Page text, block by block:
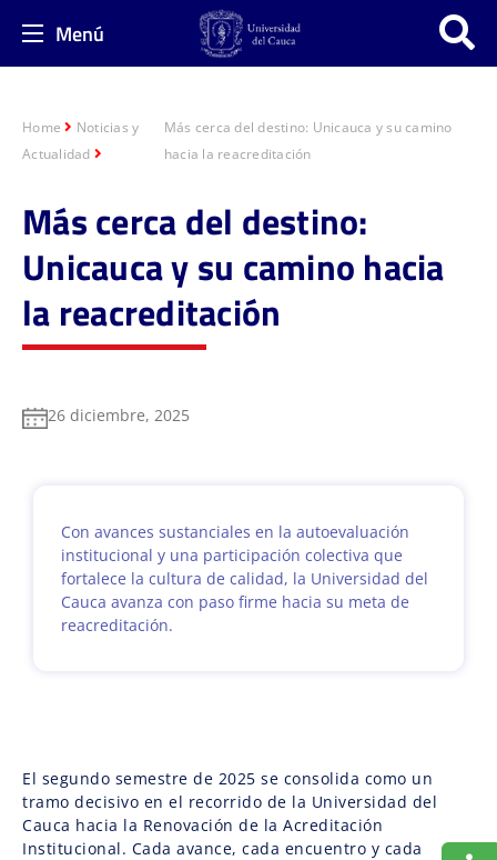
Menú
Home
Noticias y
Actualidad
Más cerca del destino: Unicauca y su camino
hacia la reacreditación
Más cerca del destino:
Unicauca y su camino hacia
la reacreditación
26 diciembre, 2025
Con avances sustanciales en la autoevaluación
institucional y una participación colectiva que
fortalece la cultura de calidad, la Universidad del
Cauca avanza con paso firme hacia su meta de
reacreditación.
El segundo semestre de 2025 se consolida como un
tramo decisivo en el recorrido de la Universidad del
Cauca hacia la Renovación de la Acreditación
Institucional. Cada avance, cada encuentro y cada